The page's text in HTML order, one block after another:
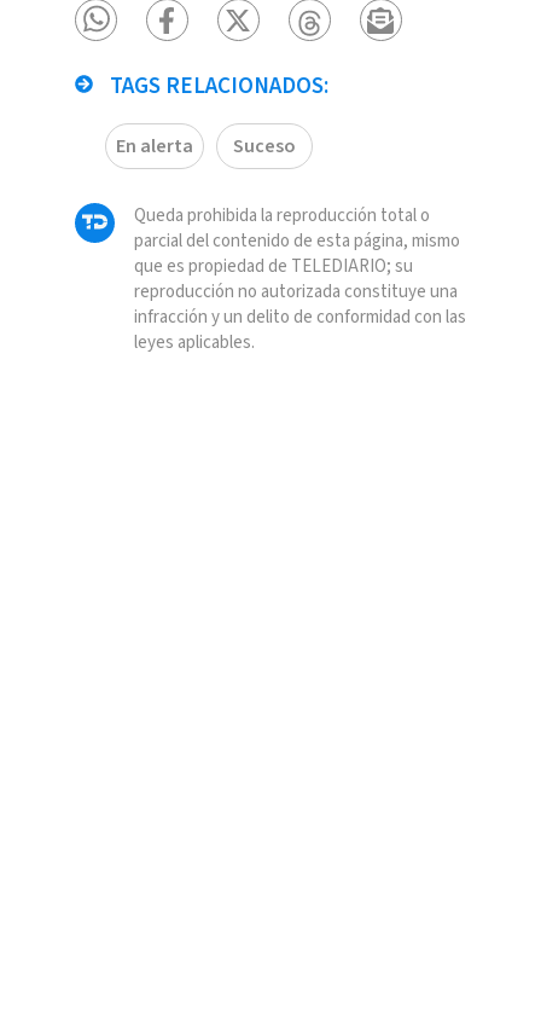
TAGS RELACIONADOS:
En alerta Suceso
Queda prohibida la reproducción total o
parcial del contenido de esta página, mismo
que es propiedad de TELEDIARIO; su
reproducción no autorizada constituye una
infracción y un delito de conformidad con las
leyes aplicables.